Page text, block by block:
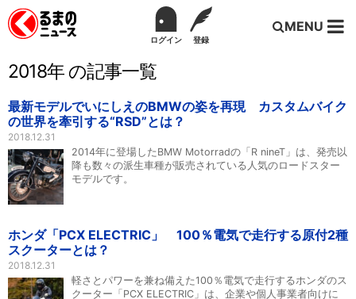
ログイン 登録
MENU
2018年 の記事一覧
最新モデルでいにしえのBMWの姿を再現 カスタムバイク
の世界を牽引する“RSD”とは？
2018.12.31
2014年に登場したBMW Motorradの「R nineT」は、発売以
降も数々の派生車種が販売されている人気のロードスター
モデルです。
ホンダ「PCX ELECTRIC」 100％電気で走行する原付2種
スクーターとは？
2018.12.31
軽さとパワーを兼ね備えた100％電気で走行するホンダのス
クーター「PCX ELECTRIC」は、企業や個人事業者向けに